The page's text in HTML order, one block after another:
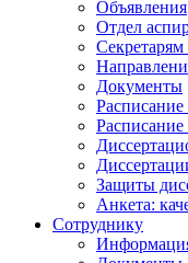
Объявления
Отдел
Документы
Расписание
Расписание
Защиты
Анкета:
Сотруднику